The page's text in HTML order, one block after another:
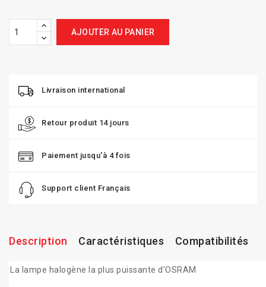
AJOUTER AU PANIER
Livraison international
Retour produit 14 jours
Paiement jusqu'à 4 fois
Support client Français
Description Caractéristiques Compatibilités
La lampe halogène la plus puissante d’OSRAM